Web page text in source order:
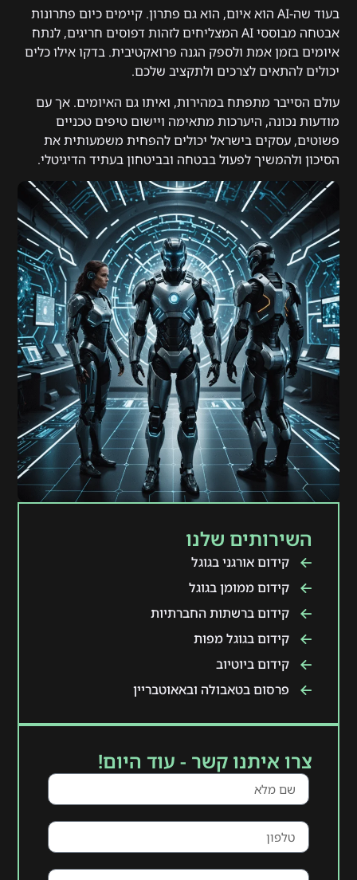
בעוד שה-AI הוא איום, הוא גם פתרון. קיימים כיום פתרונות
אבטחה מבוססי AI המצליחים לזהות דפוסים חריגים, לנתח
איומים בזמן אמת ולספק הגנה פרואקטיבית. בדקו אילו כלים
יכולים להתאים לצרכים ולתקציב שלכם.
עולם הסייבר מתפתח במהירות, ואיתו גם האיומים. אך עם
מודעות נכונה, היערכות מתאימה ויישום טיפים טכניים
פשוטים, עסקים בישראל יכולים להפחית משמעותית את
הסיכון ולהמשיך לפעול בבטחה ובביטחון בעתיד הדיגיטלי.
השירותים שלנו
קידום אורגני בגוגל
קידום ממומן בגוגל
קידום ברשתות החברתיות
קידום בגוגל מפות
קידום ביוטיוב
פרסום בטאבולה ובאאוטבריין
צרו איתנו קשר - עוד היום!